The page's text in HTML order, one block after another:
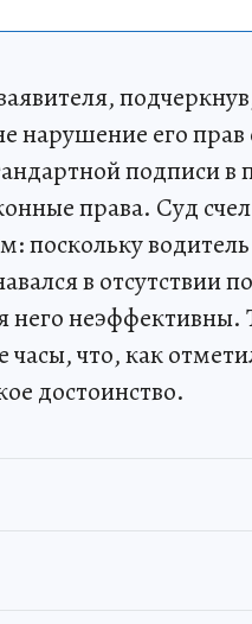
нарушение его прав
подписи в
права. Суд
поскольку
в отсутствии
неэффективны.
часы, что, как
достоинство.